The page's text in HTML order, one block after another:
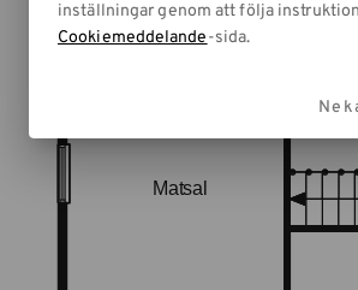
inställningar genom att följa
Cookiemeddelande-sida.